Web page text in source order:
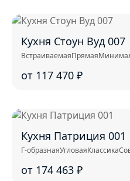
Кухня Стоун Вуд 007
ВстраиваемаяПрямая
от 117 470 ₽
Кухня Патриция 001
Г-образнаяУгловаяКлассика
от 174 463 ₽